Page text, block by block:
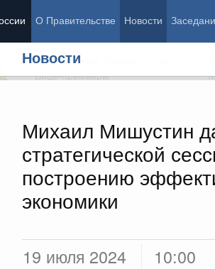
О Правительстве Новости
Новости
Михаил Мишустин
стратегической
построению
экономики
19 июля 2024 10:00
Председатель Правительства
Вице-премьеры
Демография
Здоровье
Культура
Государство